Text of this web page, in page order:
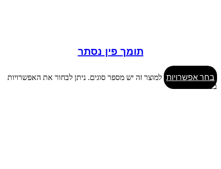
תומך פין נסתר
בחר אפשרויות למוצר זה יש מספר סוגים. ניתן לבחור את האפשרויות
בעמוד המוצר